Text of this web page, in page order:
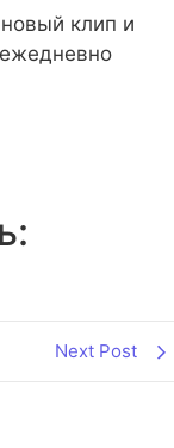
клип и
Next Post